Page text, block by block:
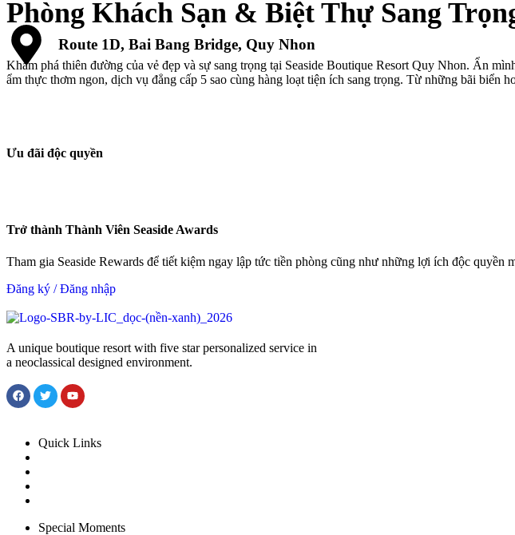
Route 1D, Bai Bang Bridge, Quy Nhon
Phòng Khách Sạn & Biệt Thự Sang
Khám phá thiên đường của vẻ đẹp và sự sang trọng tại Seaside Boutique Resort Quy Nhon. Ẩn
ẩm thực thơm ngon, dịch vụ đẳng cấp 5 sao cùng hàng loạt tiện ích sang trọng. Từ những bãi biển
Ưu đãi độc quyền
Trở thành Thành Viên Seaside Awards
Tham gia Seaside Rewards để tiết kiệm ngay lập tức tiền phòng cũng như những lợi ích độc quyền
Đăng ký / Đăng nhập
A unique boutique resort with five star personalized service in
a neoclassical designed environment.
Quick Links
Special Moments